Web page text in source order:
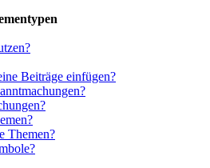
Beiträge einfügen?
Themen?